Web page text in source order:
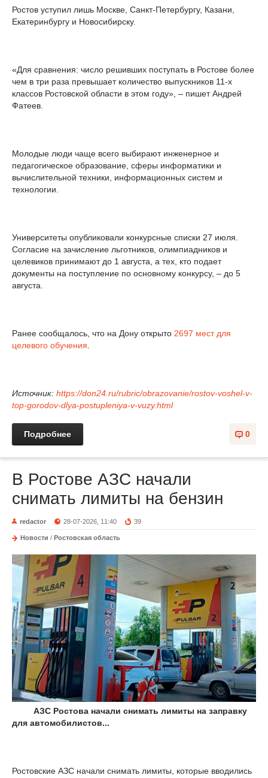
Ростов уступил лишь Москве, Санкт-Петербургу, Казани,
Екатеринбургу и Новосибирску.
«Для сравнения: число решивших поступать в Ростове более
чем в три раза превышает количество выпускников 11-х
классов Ростовской области в этом году», – пишет Андрей
Фатеев.
Молодые люди чаще всего выбирают инженерное и
педагогическое образование, сферы информатики и
вычислительной техники, информационных систем и
технологии.
Университеты опубликовали конкурсные списки 27 июля.
Согласие на зачисление льготников, олимпиадников и
целевиков принимают до 1 августа, а тех, кто подает
документы на поступление по основному конкурсу, – до 5
августа.
Ранее сообщалось, что на Дону открыто 2697 мест для
целевого обучения
Источник: https://don24.ru/rubric/obrazovanie/rostov-voshel-v-
top-gorodov-dlya-postupleniya-v-vuzy.html
0
Подробнее
В Ростове АЗС начали
снимать лимиты на бензин
redactor 28-07-2026, 11:40 39
Новости / Ростовская область
АЗС Ростова начали снимать лимиты на заправку
для автомобилистов...
Ростовские АЗС начали снимать лимиты, которые вводились